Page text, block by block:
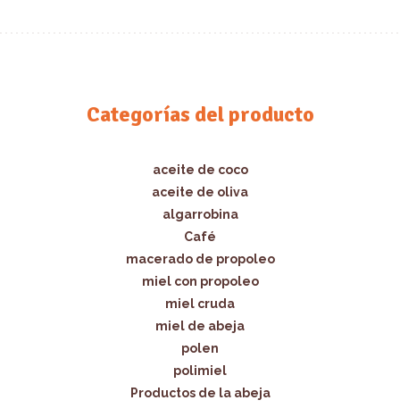
Categorías del producto
aceite de coco
aceite de oliva
algarrobina
Café
macerado de propoleo
miel con propoleo
miel cruda
miel de abeja
polen
polimiel
Productos de la abeja